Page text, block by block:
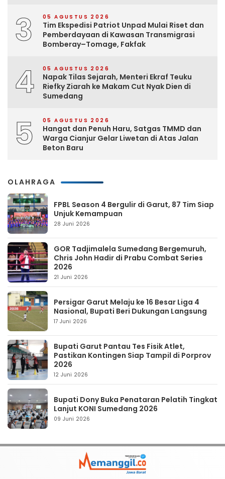
3 05 AGUSTUS 2026
Tim Ekspedisi Patriot Unpad Mulai Riset dan
Pemberdayaan di Kawasan Transmigrasi
Bomberay–Tomage, Fakfak
4 05 AGUSTUS 2026
Napak Tilas Sejarah, Menteri Ekraf Teuku
Riefky Ziarah ke Makam Cut Nyak Dien di
Sumedang
5 05 AGUSTUS 2026
Hangat dan Penuh Haru, Satgas TMMD dan
Warga Cianjur Gelar Liwetan di Atas Jalan
Beton Baru
OLAHRAGA
FPBL Season 4 Bergulir di Garut, 87 Tim Siap
Unjuk Kemampuan
28 Juni 2026
GOR Tadjimalela Sumedang Bergemuruh,
Chris John Hadir di Prabu Combat Series
2026
21 Juni 2026
Persigar Garut Melaju ke 16 Besar Liga 4
Nasional, Bupati Beri Dukungan Langsung
17 Juni 2026
Bupati Garut Pantau Tes Fisik Atlet,
Pastikan Kontingen Siap Tampil di Porprov
2026
12 Juni 2026
Bupati Dony Buka Penataran Pelatih Tingkat
Lanjut KONI Sumedang 2026
09 Juni 2026